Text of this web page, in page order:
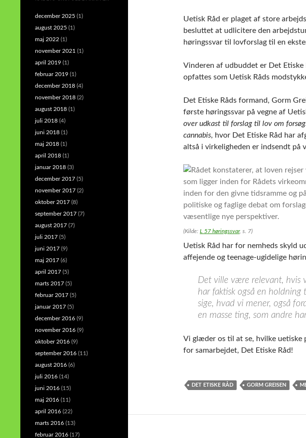
Uetisk Råd er plaget af store
besluttet at udlicitere den
høringssvar til lovforslag til en
Vinderen af udbuddet er Det Etiske
opfattes som Uetisk Råds
Det Etiske Råds formand, Gorm
første høringssvar på vegne af
over udkast til forslag til lov om
cannabis, hvor Det Etiske Råd har
altså i virkeligheden er indsendt på
(Kilde: L 57 høringssvar, s. 7)
Uetisk Råd har for nemheds skyld
affejende og teenage-ugidelige
Det ville være relevant, hvis
har faktisk også en holdning
sige, hvad vi mener, også
en masse ting, som andre
Vi glæder os til at se, hvilke uetiske
for samarbejdet, Det Etiske Råd!
DET ETISKE RÅD GORM GREISEN
december 2025 (1)
august 2025 (1)
maj 2022 (1)
november 2021 (1)
april 2019 (1)
februar 2019 (1)
december 2018 (4)
november 2018 (2)
august 2018 (1)
juli 2018 (4)
juni 2018 (1)
maj 2018 (1)
april 2018 (1)
januar 2018 (3)
december 2017 (5)
november 2017 (2)
oktober 2017 (8)
september 2017 (7)
august 2017 (7)
juli 2017 (5)
juni 2017 (9)
maj 2017 (6)
april 2017 (5)
marts 2017 (5)
februar 2017 (5)
januar 2017 (5)
december 2016 (9)
november 2016 (9)
oktober 2016 (9)
september 2016 (11)
august 2016 (6)
juli 2016 (14)
juni 2016 (15)
maj 2016 (11)
april 2016 (22)
marts 2016 (13)
februar 2016 (17)